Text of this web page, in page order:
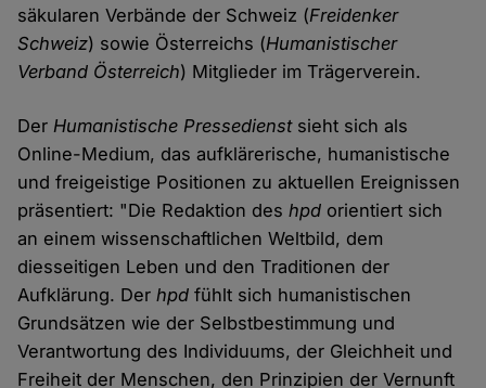
säkularen Verbände der Schweiz (Freidenker
Schweiz) sowie Österreichs (Humanistischer
Verband Österreich) Mitglieder im Trägerverein.
DerHumanistische Pressedienstsieht sich als
Online-Medium, das aufklärerische, humanistische
und freigeistige Positionen zu aktuellen Ereignissen
präsentiert: "Die Redaktion deshpd orientiert sich
an einem wissenschaftlichen Weltbild, dem
diesseitigen Leben und den Traditionen der
Aufklärung. Derhpd fühlt sich humanistischen
Grundsätzen wie der Selbstbestimmung und
Verantwortung des Individuums, der Gleichheit und
Freiheit der Menschen, den Prinzipien der Vernunft